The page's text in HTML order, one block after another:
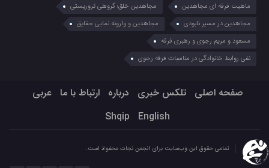
ماهیت فرقه ای مجاهدین
مجاهدین خلق؛ گروهی تروریستی
مجاهدین در مسیر نابودی
مجاهدین و وارونه نمایی حقایق
مسعود و مریم رجوی و رهبری فرقه
نفی روابط خانوادگی در مناسبات فرقه رجوی
صفحه اصلی تلکس خبری درباره ارتباط با ما
عربي
English
Shqip
تمامی حقوق این وب‌سایت برای انجمن نجات محفوظ است.